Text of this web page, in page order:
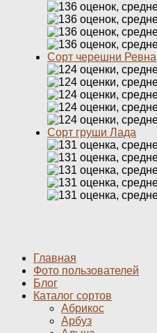
Сорт черешни Ревна
Сорт груши Лада
Главная
Фото пользователей
Блог
Каталог сортов
Абрикос
Арбуз